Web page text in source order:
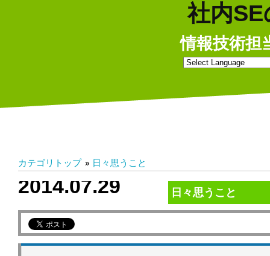
社内
情報技術担
カテゴリトップ » 日々思うこと
2014.07.29 日々思うこと